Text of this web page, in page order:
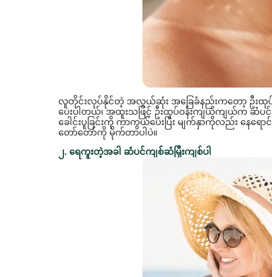
လူတိုင်းလုပ်နိုင်တဲ့ အလွယ်ဆုံး အခြေခံနည်းကတော့ ဦးထု
ပေးပါတယ်၊ အထူးသဖြင့် ဦးထုပ်ဝန်းကျယ်ကျယ်က ဆံ
ခေါင်းပူခြင်းကို ကာကွယ်ပေးပြီး မျက်နှာကိုလည်း န
တော်တော်ကို မိုက်တာပါပဲ။
၂. ရေကူးတဲ့အခါ ဆံပင်ကျစ်ဆံမြှီးကျစ်ပါ